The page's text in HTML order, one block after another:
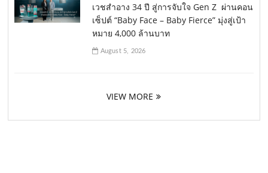
เวชสำอาง 34 ปี สู่การจับใจ Gen Z ผ่านคอน
เซ็ปต์ “Baby Face – Baby Fierce” มุ่งสู่เป้า
หมาย 4,000 ล้านบาท
August 5, 2026
VIEW MORE